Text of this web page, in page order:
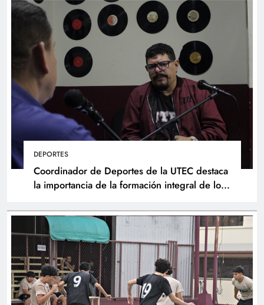
DEPORTES
Coordinador de Deportes de la UTEC destaca
la importancia de la formación integral de los